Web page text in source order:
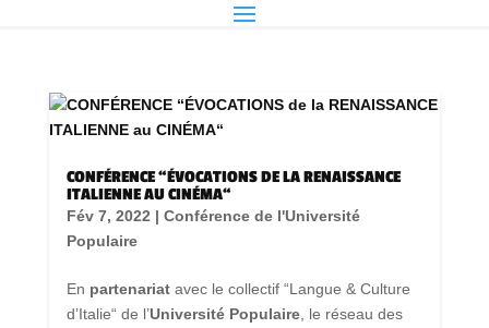
CONFÉRENCE “ÉVOCATIONS DE LA RENAISSANCE
ITALIENNE AU CINÉMA“
Fév 7, 2022 | Conférence de l'Université
Populaire
En partenariatavec le collectif “Langue & Culture
d’Italie“ de l’Université Populaire, le réseau des